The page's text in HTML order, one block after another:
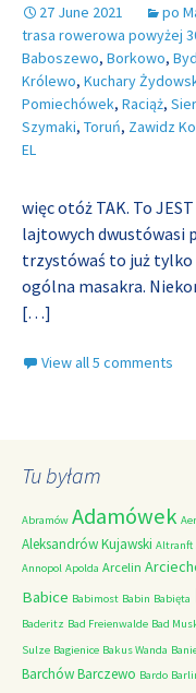
27 June 2021 po
trasa rowerowa powyżej
Baboszewo, Borkowo,
Królewo, Kuchary
Pomiechówek, Raciąż,
Szymaki, Toruń, Zawidz
EL
więc otóż TAK. To
lajtowych dwustówasi
trzystówaś to już tylko
ogólna masakra.
[…]
View all 5 comments
Tu byłam
Abramów Adamówek
Aleksandrów Kujawski Altranft
Annopol Apolda Arcelin
Babice Babimost Babin Babięta
Baderitz Bad Freienwalde Bad
Sulze Bagienice Bakus Wanda
BarchówBarczewo Bardo